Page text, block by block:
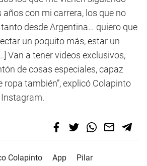
con mi carrera, los que no
desde Argentina… quiero que
un poquito más, estar un
Van a tener videos exclusivos,
de cosas especiales, capaz
ropa también”, explicó Colapinto
Colapinto App Pilar